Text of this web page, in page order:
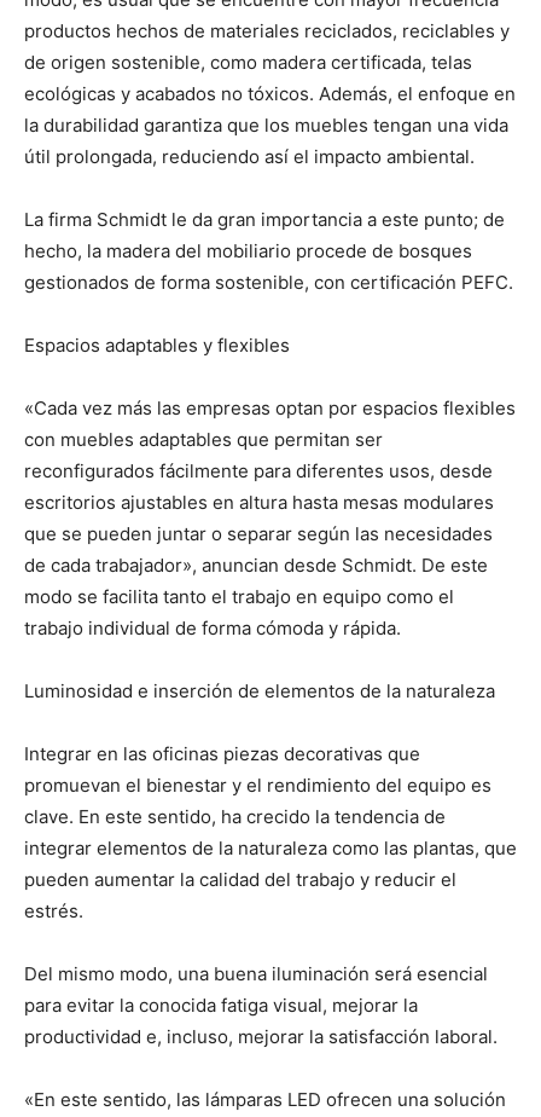
productos hechos de materiales reciclados, reciclables y
de origen sostenible, como madera certificada, telas
ecológicas y acabados no tóxicos. Además, el enfoque en
la durabilidad garantiza que los muebles tengan una vida
útil prolongada, reduciendo así el impacto ambiental.
La firma Schmidt le da gran importancia a este punto; de
hecho, la madera del mobiliario procede de bosques
gestionados de forma sostenible, con certificación PEFC.
Espacios adaptables y flexibles
«Cada vez más las empresas optan por espacios flexibles
con muebles adaptables que permitan ser
reconfigurados fácilmente para diferentes usos, desde
escritorios ajustables en altura hasta mesas modulares
que se pueden juntar o separar según las necesidades
de cada trabajador», anuncian desde Schmidt. De este
modo se facilita tanto el trabajo en equipo como el
trabajo individual de forma cómoda y rápida.
Luminosidad e inserción de elementos de la naturaleza
Integrar en las oficinas piezas decorativas que
promuevan el bienestar y el rendimiento del equipo es
clave. En este sentido, ha crecido la tendencia de
integrar elementos de la naturaleza como las plantas, que
pueden aumentar la calidad del trabajo y reducir el
estrés.
Del mismo modo, una buena iluminación será esencial
para evitar la conocida fatiga visual, mejorar la
productividad e, incluso, mejorar la satisfacción laboral.
«En este sentido, las lámparas LED ofrecen una solución